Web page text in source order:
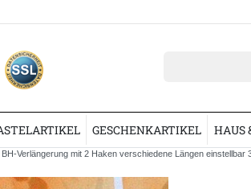
GESCHENKARTIKEL HAUS
BH-Verlängerung mit 2 Haken verschiedene Längen einstellbar